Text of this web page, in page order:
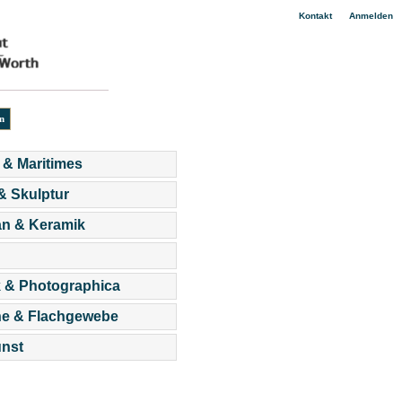
Kontakt| Anmelden
Maritimes
Skulptur
& Keramik
& Photographica
& Flachgewebe